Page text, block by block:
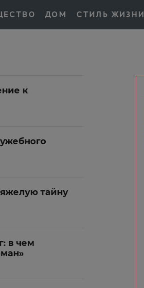
ДОМ СТИЛЬ ЖИЗНИ
к
тайну
в чем